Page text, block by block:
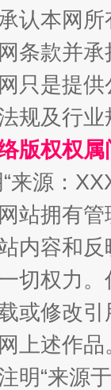
，一次搞定
认本网
条款并
只是提
规及行
版权权属
来源：
站拥有
内容和
切权力
或修改
上述作
明“来源